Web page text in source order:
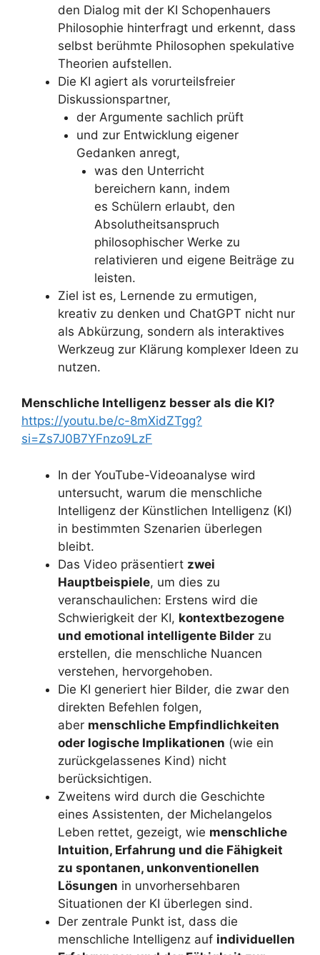
den Dialog mit der KI Schopenhauers
Philosophie hinterfragt und erkennt, dass
selbst berühmte Philosophen spekulative
Theorien aufstellen.
Die KI agiert als vorurteilsfreier
Diskussionspartner,
der Argumente sachlich prüft
und zur Entwicklung eigener
Gedanken anregt,
was den Unterricht
bereichern kann, indem
es Schülern erlaubt, den
Absolutheitsanspruch
philosophischer Werke zu
relativieren und eigene Beiträge zu
leisten.
Ziel ist es, Lernende zu ermutigen,
kreativ zu denken und ChatGPT nicht nur
als Abkürzung, sondern als interaktives
Werkzeug zur Klärung komplexer Ideen zu
nutzen.
Menschliche Intelligenz besser als die KI?
https://youtu.be/c-8mXidZTgg?
si=Zs7J0B7YFnzo9LzF
In der YouTube-Videoanalyse wird
untersucht, warum die menschliche
Intelligenz der Künstlichen Intelligenz (KI)
in bestimmten Szenarien überlegen
bleibt.
Das Video präsentiert zwei
Hauptbeispiele, um dies zu
veranschaulichen: Erstens wird die
Schwierigkeit der KI, kontextbezogene
und emotional intelligente Bilder zu
erstellen, die menschliche Nuancen
verstehen, hervorgehoben.
Die KI generiert hier Bilder, die zwar den
direkten Befehlen folgen,
aber menschliche Empfindlichkeiten
oder logische Implikationen (wie ein
zurückgelassenes Kind) nicht
berücksichtigen.
Zweitens wird durch die Geschichte
eines Assistenten, der Michelangelos
Leben rettet, gezeigt, wie menschliche
Intuition, Erfahrung und die Fähigkeit
zu spontanen, unkonventionellen
Lösungen in unvorhersehbaren
Situationen der KI überlegen sind.
Der zentrale Punkt ist, dass die
menschliche Intelligenz auf individuellen